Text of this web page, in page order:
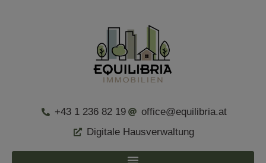
+43 1 236 82 19
office@equilibria.at
Digitale Hausverwaltung